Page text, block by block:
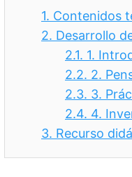
1. Contenidos
2. Desarrollo
2.1. 1.
2.2. 2.
2.3. 3.
2.4. 4.
3. Recurso